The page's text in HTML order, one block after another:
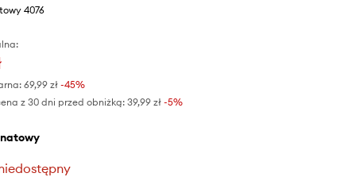
4076
69,99 zł-45%
z 30 dni przed obniżką: 39,99 zł -5%